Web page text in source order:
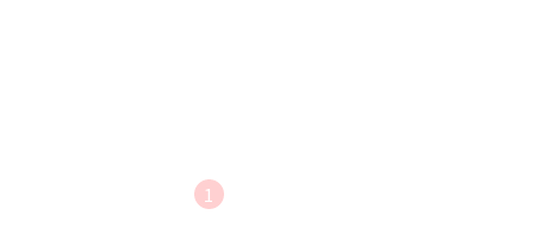
1